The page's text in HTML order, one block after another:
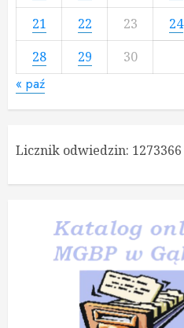
21
22 23 24
28
29 30
« paź
Licznik odwiedzin: 1273366